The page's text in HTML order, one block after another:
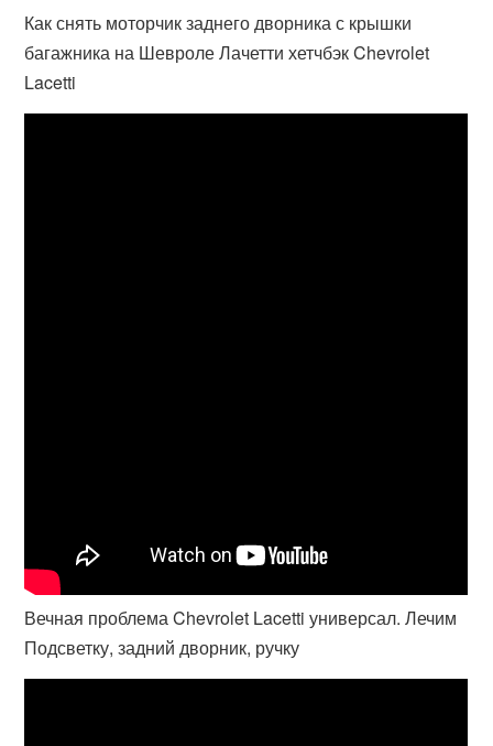
Как снять моторчик заднего дворника с крышки
багажника на Шевроле Лачетти хетчбэк Chevrolet
Lacetti
Вечная проблема Chevrolet Lacetti универсал. Лечим
Подсветку, задний дворник, ручку